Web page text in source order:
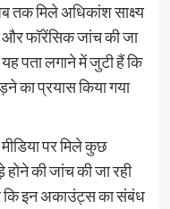
तक मिले अधिकांश साक्ष्य
फॉरेंसिक जांच की जा
पता लगाने में जुटी हैं कि
का प्रयास किया गया
पर मिले कुछ
की जांच की जा रही
कि इन अकाउंट्स का संबंध